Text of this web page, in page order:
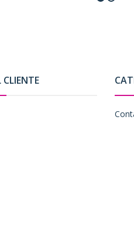
CLIENTE